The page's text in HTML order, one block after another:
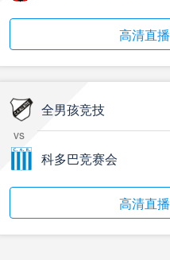
高清直播
全男孩竞技
vs
科多巴竞赛会
高清直播